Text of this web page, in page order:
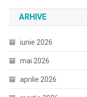
ARHIVE
iunie 2026
mai 2026
aprilie 2026